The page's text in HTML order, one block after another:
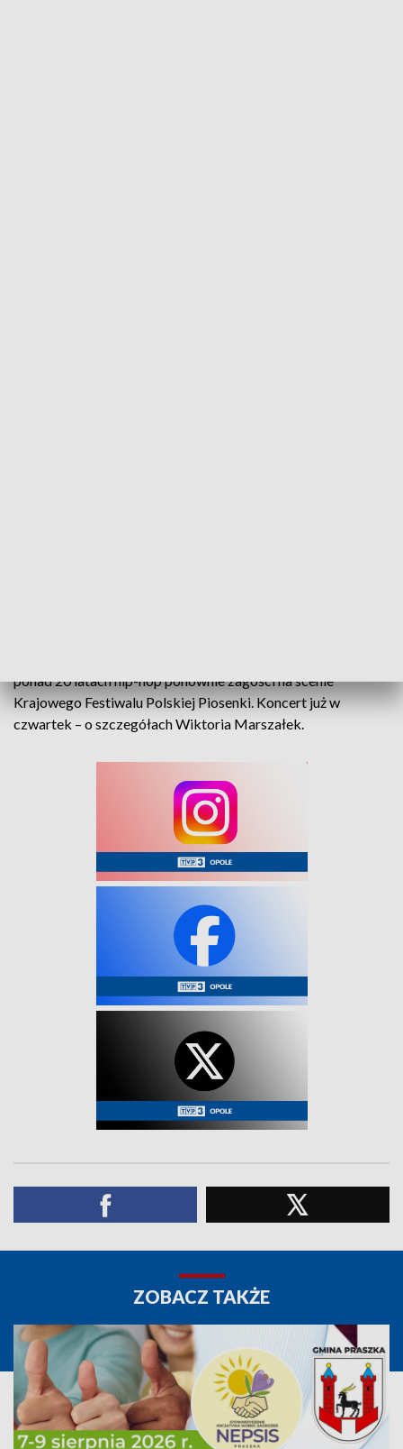
ponad 20 latach hip-hop ponownie zagości na scenie
Krajowego Festiwalu Polskiej Piosenki. Koncert już w
czwartek – o szczegółach Wiktoria Marszałek.
ZOBACZ TAKŻE